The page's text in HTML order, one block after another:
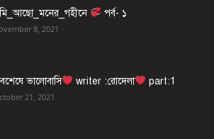
পর্ব- ১
8, 2021
ভালোবাসি writer :রোদেলা part:1
21, 2021